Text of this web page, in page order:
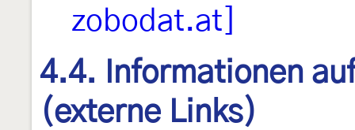
zobodat.at]
4.4. Informationen
(externe Links)